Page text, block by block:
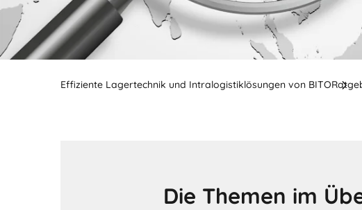
Effiziente Lagertechnik und Intralogistiklösungen von BITO
Die Themen im